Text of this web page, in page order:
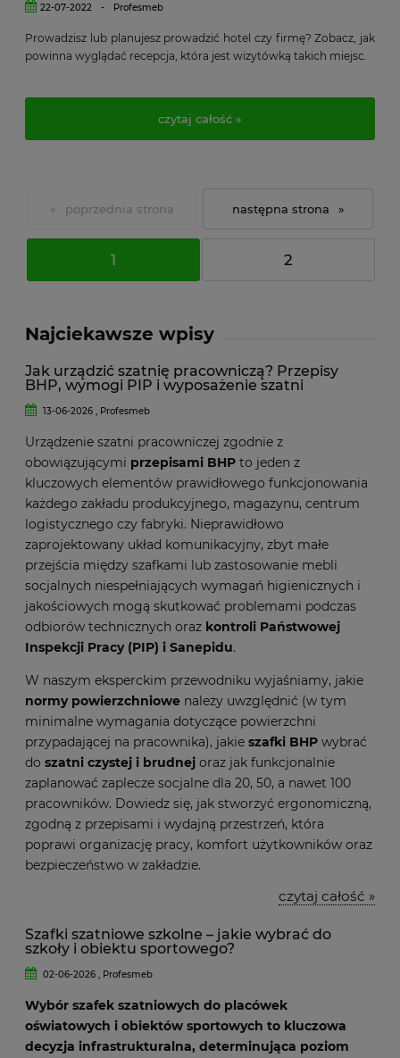
22-07-2022 - Profesmeb
Prowadzisz lub planujesz prowadzić hotel czy firmę? Zobacz, jak
powinna wyglądać recepcja, która jest wizytówką takich miejsc.
czytaj całość »
«
1 2
»
Najciekawsze wpisy
Jak urządzić szatnię pracowniczą? Przepisy
BHP, wymogi PIP i wyposażenie szatni
13-06-2026 , Profesmeb
Urządzenie szatni pracowniczej zgodnie z
obowiązującymi przepisami BHP to jeden z
kluczowych elementów prawidłowego funkcjonowania
każdego zakładu produkcyjnego, magazynu, centrum
logistycznego czy fabryki. Nieprawidłowo
zaprojektowany układ komunikacyjny, zbyt małe
przejścia między szafkami lub zastosowanie mebli
socjalnych niespełniających wymagań higienicznych i
jakościowych mogą skutkować problemami podczas
odbiorów technicznych oraz kontroli Państwowej
Inspekcji Pracy (PIP) i Sanepidu.
W naszym eksperckim przewodniku wyjaśniamy, jakie
normy powierzchniowe należy uwzględnić (w tym
minimalne wymagania dotyczące powierzchni
przypadającej na pracownika), jakie szafki BHP wybrać
do szatni czystej i brudnej oraz jak funkcjonalnie
zaplanować zaplecze socjalne dla 20, 50, a nawet 100
pracowników. Dowiedz się, jak stworzyć ergonomiczną,
zgodną z przepisami i wydajną przestrzeń, która
poprawi organizację pracy, komfort użytkowników oraz
bezpieczeństwo w zakładzie.
czytaj całość »
Szafki szatniowe szkolne – jakie wybrać do
szkoły i obiektu sportowego?
02-06-2026 , Profesmeb
Wybór szafek szatniowych do placówek
oświatowych i obiektów sportowych to kluczowa
decyzja infrastrukturalna, determinująca poziom